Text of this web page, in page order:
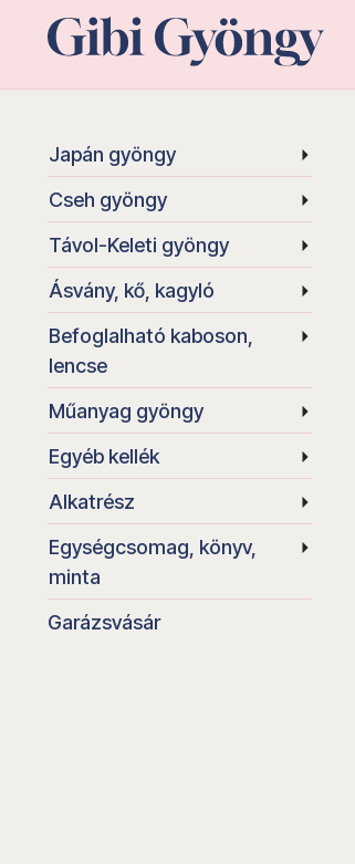
Japán gyöngy
Cseh gyöngy
Távol-Keleti gyöngy
Ásvány, kő, kagyló
Befoglalható kaboson,
lencse
Műanyag gyöngy
Egyéb kellék
Alkatrész
Egységcsomag, könyv,
minta
Garázsvásár